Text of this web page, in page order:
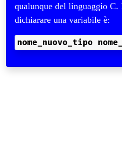
qualunque del linguaggio C.
dichiarare una variabile è:
nome_nuovo_tipo